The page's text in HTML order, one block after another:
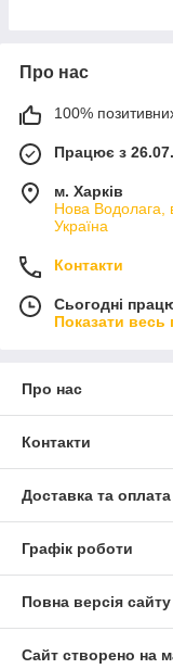
Про нас
100% позитивних
Працює з
м. Харків
Нова Водолага,
Україна
Контакти
Сьогодні
Показати весь
Про нас
Контакти
Доставка та оплата
Графік роботи
Повна версія сайту
Сайт створено на